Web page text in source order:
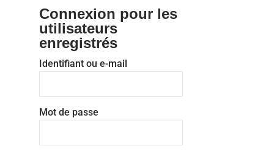
Connexion pour les
utilisateurs
enregistrés
Identifiant ou e-mail
Mot de passe